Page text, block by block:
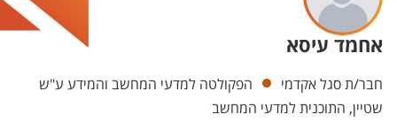
אחמד עיסא
יחידות
חבר/ת סגל אקדמי
הפקולטה למדעי המחשב והמידע ע"ש
שטיין, התוכנית למדעי המחשב